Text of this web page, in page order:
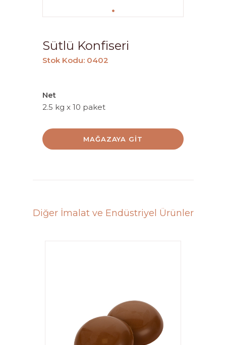
Sütlü Konfiseri
Stok Kodu: 0402
Net
2.5 kg x 10 paket
MAĞAZAYA GIT
Diğer İmalat ve Endüstriyel Ürünler